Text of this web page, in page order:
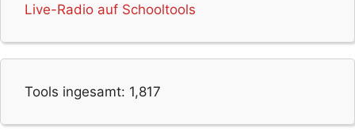
Live-Radio auf Schooltools
Tools ingesamt: 1,817